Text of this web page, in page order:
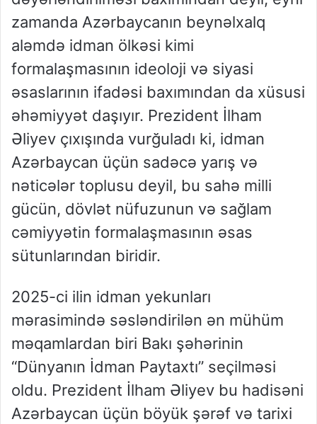
zamanda Azərbaycanın beynəlxalq
aləmdə idman ölkəsi kimi
formalaşmasının ideoloji və siyasi
əsaslarının ifadəsi baxımından da xüsusi
əhəmiyyət daşıyır. Prezident İlham
Əliyev çıxışında vurğuladı ki, idman
Azərbaycan üçün sadəcə yarış və
nəticələr toplusu deyil, bu sahə milli
gücün, dövlət nüfuzunun və sağlam
cəmiyyətin formalaşmasının əsas
sütunlarından biridir.
2025-ci ilin idman yekunları
mərasimində səsləndirilən ən mühüm
məqamlardan biri Bakı şəhərinin
“Dünyanın İdman Paytaxtı” seçilməsi
oldu. Prezident İlham Əliyev bu hadisəni
Azərbaycan üçün böyük şərəf və tarixi